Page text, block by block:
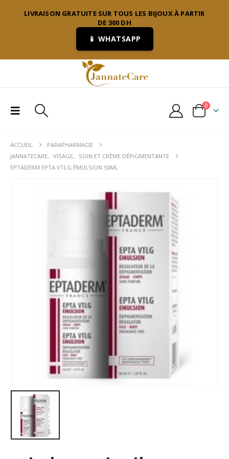
LIVRAISON GRATUITE SUR TOUS LES BIJOUX À PARTIR
DE 300 DH
📱 WHATSAPP
0
ACCUEIL
PARAPHARMACIE
JANNATECARE, VISAGE,
SOIN ET CRÈME DÉPIGMENTANTE
EPTADERM EPTA VTLG ÉMULSION 50ML